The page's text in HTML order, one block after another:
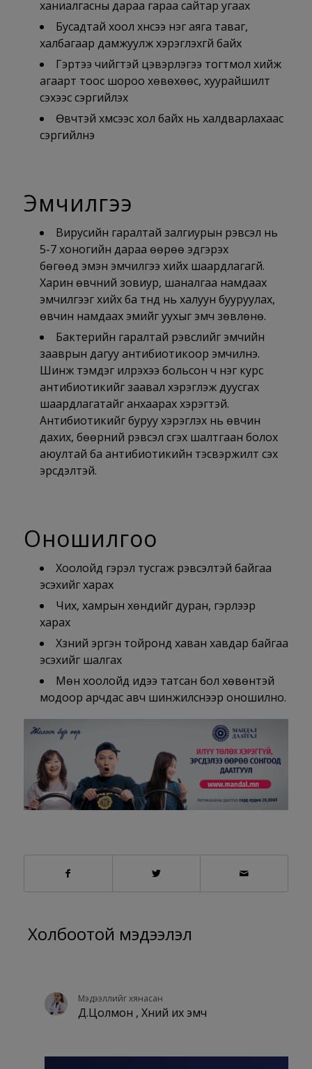
ханиалгасны дараа гараа сайтар угаах
Бусадтай хоол хүнсээ нэг аяга таваг,
халбагаар дамжуулж хэрэглэхгүй байх
Гэртээ чийгтэй цэвэрлэгээ тогтмол хийж
агаарт тоос шороо хөвөхөөс, хуурайшилт
үүсэхээс сэргийлэх
Өвчтэй хүмүүсээс хол байх нь халдварлахаас
сэргийлнэ
Эмчилгээ
Вирусийн гаралтай залгиурын үрэвсэл нь
5-7 хоногийн дараа өөрөө эдгэрэх
бөгөөд эмэн эмчилгээ хийх шаардлагагүй.
Харин өвчний зовиур, шаналгаа намдаах
эмчилгээг хийх ба түүнд нь халуун бууруулах,
өвчин намдаах эмийг уухыг эмч зөвлөнө.
Бактерийн гаралтай үрэвслийг эмчийн
зааврын дагуу антибиотикоор эмчилнэ.
Шинж тэмдэг илрэхээ больсон ч нэг курс
антибиотикийг заавал хэрэглэж дуусгах
шаардлагатайг анхаарах хэрэгтэй.
Антибиотикийг буруу хэрэглэх нь өвчин
дахих, бөөрний үрэвсэл үүсгэх шалтгаан болох
аюултай ба антибиотикийн тэсвэржилт үүсэх
эрсдэлтэй.
Оношилгоо
Хоолойд гэрэл тусгаж үрэвсэлтэй байгаа
эсэхийг харах
Чих, хамрын хөндийг дуран, гэрлээр
харах
Хүзүүний эргэн тойронд хаван хавдар байгаа
эсэхийг шалгах
Мөн хоолойд идээ татсан бол хөвөнтэй
модоор арчдас авч шинжилснээр оношилно.
Холбоотой мэдээлэл
Мэдээллийг хянасан
Д.Цолмон , Хүний их эмч